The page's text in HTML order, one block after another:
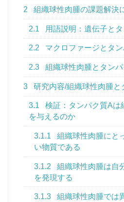
2 組織球性肉腫の課題解決
2.1 用語説明：遺伝子と
2.2 マクロファージとタ
2.3 組織球性肉腫とタン
3 研究内容/組織球性肉腫
3.1
検証：タンパク質Aは
を与えるのか
3.1.1
組織球性肉腫にと
い物質である
3.1.2
組織球性肉腫は自
を発現する
3.1.3
組織球性肉腫では